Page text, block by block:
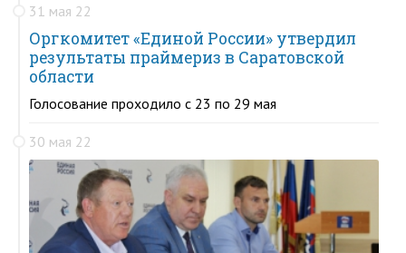
31 мая 22
Оргкомитет «Единой России» утвердил
результаты праймериз в Саратовской
области
Голосование проходило с 23 по 29 мая
30 мая 22